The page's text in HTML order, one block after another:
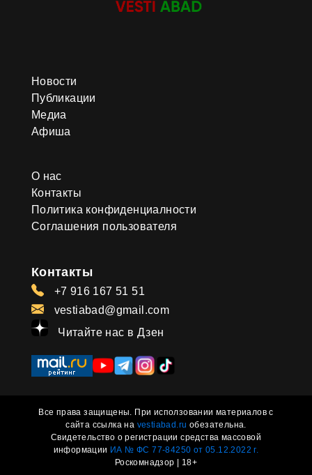
Новости
Публикации
Медиа
Афиша
О нас
Контакты
Политика конфиденциалности
Соглашения пользователя
Контакты
+7 916 167 51 51
vestiabad@gmail.com
Читайте нас в Дзен
Все права защищены. При исползовании материалов с
сайта ссылка на vestiabad.ru обезательна.
Свидетельство о регистрации средства массовой
информации ИА № ФС 77-84250 от 05.12.2022 г.
Роскомнадзор | 18+